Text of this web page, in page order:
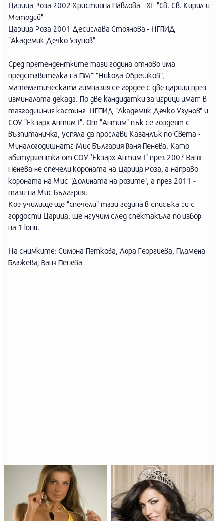
Царица Роза 2002 Християна Павлова - ХГ "Св. Св. Кирил и
Методий"
Царица Роза 2001 Десислава Стоянова - НГПИД
"Академик Дечко Узунов"
Сред претендентките тази година отново има
представителка на ПМГ "Никола Обрешков",
математическата гимназия се гордее с две царици през
изминалата декада. По две кандидатки за царици имат в
тазгодишния кастинг НГПИД "Академик Дечко Узунов" и
СОУ "Екзарх Антим I". От "Антим" пък се гордеят с
възпитаничка, успяла да прослави Казанлък по Света -
Миналогодишната Мис България Ваня Пенева. Като
абитуриентка от СОУ "Екзарх Антим I" през 2007 Ваня
Пенева не спечели короната на Царица Роза, а направо
короната на Мис "Долината на розите", а през 2011 -
тази на Мис България.
Кое училище ще "спечели" тази година в списъка си с
гордости Царица, ще научим след спектакъла по избор
на 1 юни.
На снимките: Симона Петкова, Лора Георгиева, Пламена
Блажева, Ваня Пенева